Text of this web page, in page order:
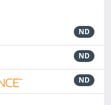
ND
ND
ND